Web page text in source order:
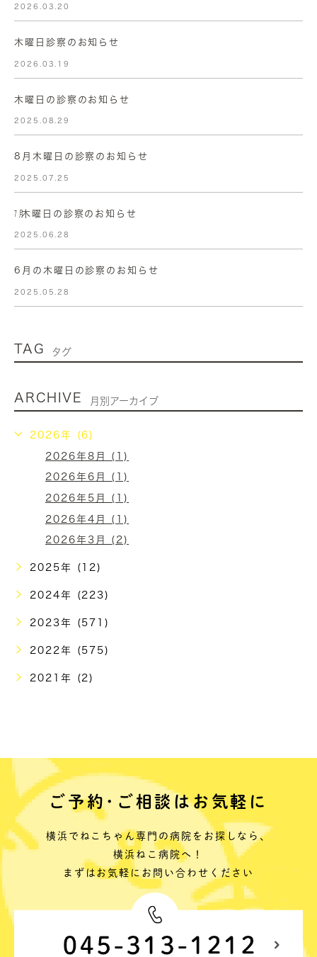
2026.03.20
木曜日診察のお知らせ
2026.03.19
木曜日の診察のお知らせ
2025.08.29
8月木曜日の診察のお知らせ
2025.07.25
㋆木曜日の診察のお知らせ
2025.06.28
6月の木曜日の診察のお知らせ
2025.05.28
TAG タグ
ARCHIVE 月別アーカイブ
2026年 (6)
2026年8月 (1)
2026年6月 (1)
2026年5月 (1)
2026年4月 (1)
2026年3月 (2)
2025年 (12)
2024年 (223)
2023年 (571)
2022年 (575)
2021年 (2)
ご予約･ご相談はお気軽に
横浜でねこちゃん専門の病院をお探しなら、
横浜ねこ病院へ！
まずはお気軽にお問い合わせください